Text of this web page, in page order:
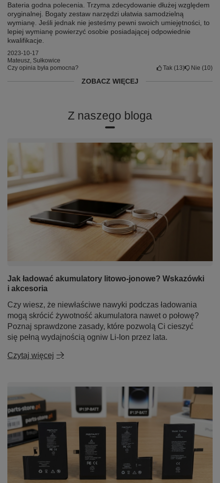
Bateria godna polecenia. Trzyma zdecydowanie dłużej względem
oryginalnej. Bogaty zestaw narzędzi ułatwia samodzielną
wymianę. Jeśli jednak nie jesteśmy pewni swoich umiejętności, to
lepiej wymianę powierzyć osobie posiadającej odpowiednie
kwalifikacje.
2023-10-17
Mateusz, Sułkowice
Czy opinia była pomocna?
Tak 13 Nie 10
ZOBACZ WIĘCEJ
Z naszego bloga
Jak ładować akumulatory litowo-jonowe? Wskazówki
i akcesoria
Czy wiesz, że niewłaściwe nawyki podczas ładowania
mogą skrócić żywotność akumulatora nawet o połowę?
Poznaj sprawdzone zasady, które pozwolą Ci cieszyć
się pełną wydajnością ogniw Li-Ion przez lata.
Czytaj więcej